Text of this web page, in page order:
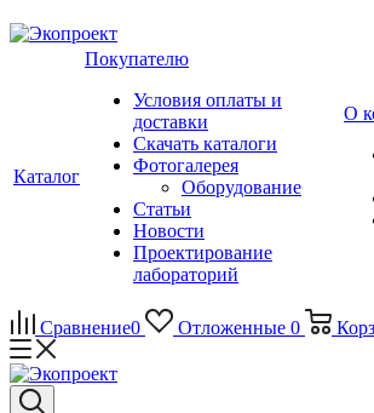
Каталог
Покупателю
Условия оплаты и
доставки
Скачать каталоги
Фотогалерея
Оборудование
Статьи
Новости
Проектирование
лабораторий
О
Сравнение0 Отложенные 0